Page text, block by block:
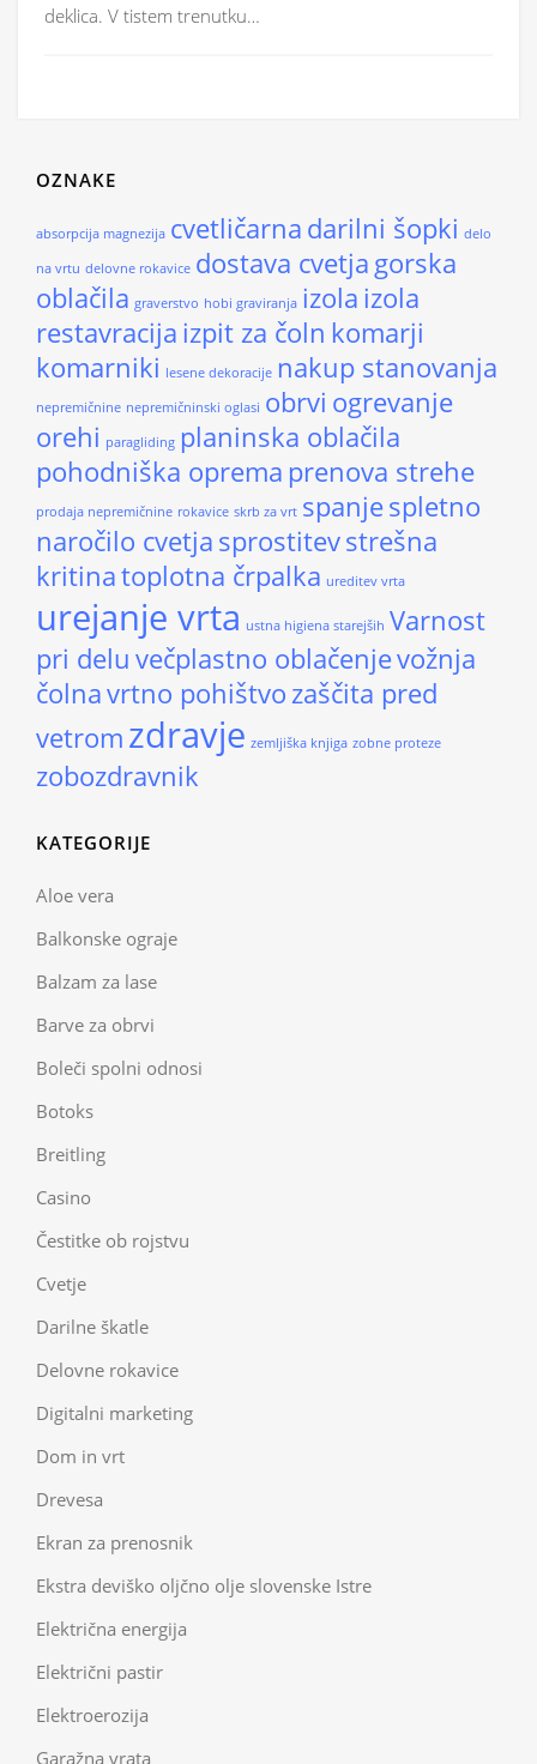
deklica. V tistem trenutku…
OZNAKE
absorpcija magnezija cvetličarna darilni šopki delo
na vrtu delovne rokavice dostava cvetja gorska
oblačila graverstvo hobi graviranja izola izola
restavracija izpit za čoln komarji
komarniki lesene dekoracije nakup stanovanja
nepremičnine nepremičninski oglasi obrvi ogrevanje
orehi paragliding planinska oblačila
pohodniška oprema prenova strehe
prodaja nepremičnine rokavice skrb za vrt spanjespletno
naročilo cvetja sprostitevstrešna
kritinatoplotna črpalka ureditev vrta
urejanje vrta ustna higiena starejših Varnost
pri delu večplastno oblačenjevožnja
čolnavrtno pohištvo zaščita pred
vetrom zdravje zemljiška knjiga zobne proteze
zobozdravnik
KATEGORIJE
Aloe vera
Balkonske ograje
Balzam za lase
Barve za obrvi
Boleči spolni odnosi
Botoks
Breitling
Casino
Čestitke ob rojstvu
Cvetje
Darilne škatle
Delovne rokavice
Digitalni marketing
Dom in vrt
Drevesa
Ekran za prenosnik
Ekstra deviško oljčno olje slovenske Istre
Električna energija
Električni pastir
Elektroerozija
Garažna vrata